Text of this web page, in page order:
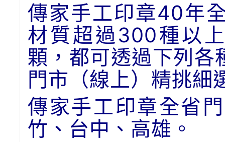
傳家手工印章40年
材質超過300種以
顆，都可透過下列各
門市（線上）精挑細
傳家手工印章全省
竹、台中、高雄。